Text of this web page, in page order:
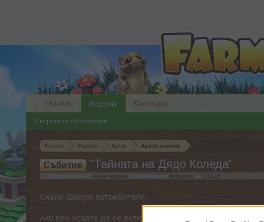
Начало Форуми Архив Архив новини
Събитие "Тайната на Дядо Коледа"
Дискусията в/ъв " Архив новини " е започната от Кобрелия на 7.12.16
Скъпи форум потребители,
Ако вие искате да се включите активно във форума и
Начало Форуми
Скорошни публикации
Календар